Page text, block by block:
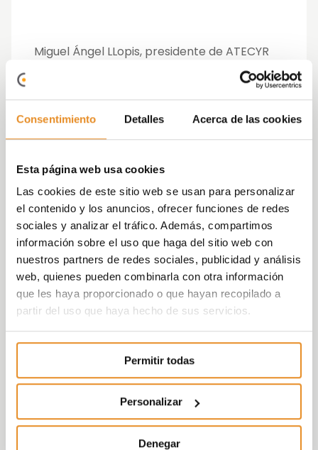
Consentimiento Detalles Acerca de las cookies
Esta página web usa cookies
Las cookies de este sitio web se usan para personalizar
el contenido y los anuncios, ofrecer funciones de redes
sociales y analizar el tráfico. Además, compartimos
información sobre el uso que haga del sitio web con
nuestros partners de redes sociales, publicidad y análisis
web, quienes pueden combinarla con otra información
que les haya proporcionado o que hayan recopilado a
partir del uso que haya hecho de sus servicios.
Permitir todas
Personalizar
Denegar
Miguel Ángel LLopis, presidente de ATECYR
Climatización y Refrigeración, que colabora
activamente en la elaboración de CTE) ha
ce hincapié en que el problema sigue
estando en el usuario y que falta por divulgar
un esfuerzo para que el usuario no solo elija
su vivienda por su localización, sino que
tenga en cuenta la calificación energética”
En este aspecto, Carlos Nieto: Arquitecto en
ACRE Arquitectura afirma que“El parqué de
viviendas de más alta calificación
energética en España es reducido y
realmente el usuario toma conciencia de lo
calificación energética cuando la tiene y
vive en ella. Tenemos muy buenas
opiniones en post venta cuando las
reducido hasta un 70% sus consumos
energéticos”